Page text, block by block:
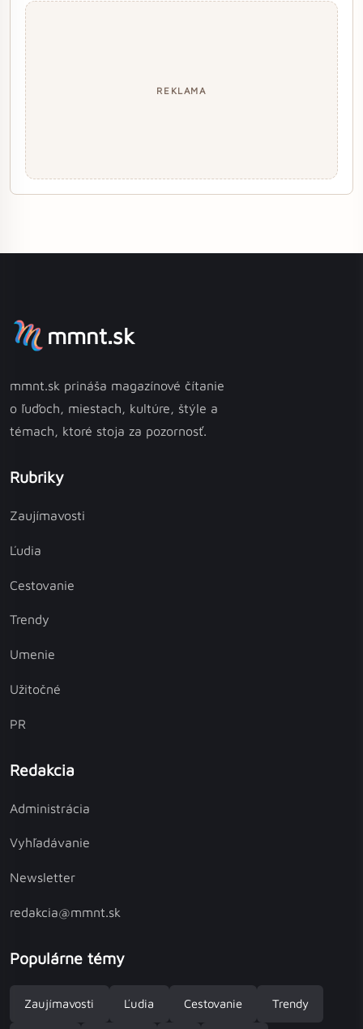
REKLAMA
mmnt.sk
mmnt.sk prináša magazínové čítanie
o ľuďoch, miestach, kultúre, štýle a
témach, ktoré stoja za pozornosť.
Rubriky
Zaujímavosti
Ľudia
Cestovanie
Trendy
Umenie
Užitočné
PR
Redakcia
Administrácia
Vyhľadávanie
Newsletter
redakcia@mmnt.sk
Populárne témy
Zaujímavosti Ľudia Cestovanie Trendy